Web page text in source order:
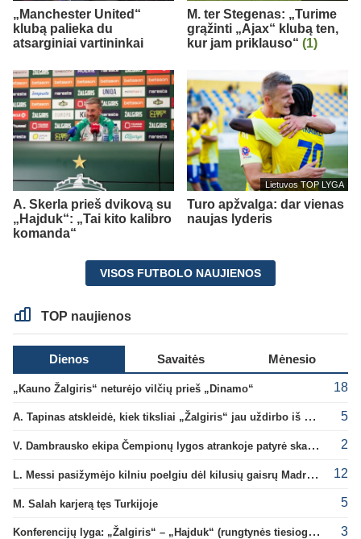
„Manchester United“
klubą palieka du
atsarginiai vartininkai
M. ter Stegenas: „Turime
grąžinti „Ajax“ klubą ten,
kur jam priklauso“ (1)
A. Skerla prieš dvikovą su
„Hajduk“: „Tai kito kalibro
komanda“
Lietuvos TOP LYGA
Turo apžvalga: dar vienas
naujas lyderis
VISOS FUTBOLO NAUJIENOS
TOP naujienos
Dienos Savaitės Mėnesio
„Kauno Žalgiris“ neturėjo vilčių prieš „Dinamo“ 18
A. Tapinas atskleidė, kiek tiksliai „Žalgiris“ jau uždirbo iš UEFA premijų 5
V. Dambrausko ekipa Čempionų lygos atrankoje patyrė skaudžią nesėkmę 2
L. Messi pasižymėjo kilniu poelgiu dėl kilusių gaisrų Madride 12
M. Salah karjerą tęs Turkijoje 5
Konferencijų lyga: „Žalgiris“ – „Hajduk“ (rungtynės tiesiogiai) 3